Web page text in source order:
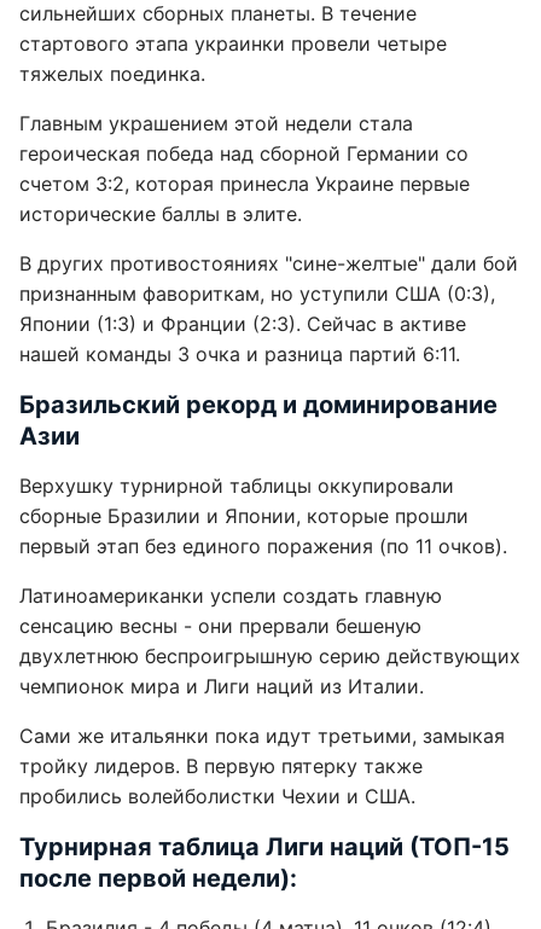
сильнейших сборных планеты. В течение
стартового этапа украинки провели четыре
тяжелых поединка.
Главным украшением этой недели стала
героическая победа над сборной Германии со
счетом 3:2, которая принесла Украине первые
исторические баллы в элите.
В других противостояниях "сине-желтые" дали бой
признанным фавориткам, но уступили США (0:3),
Японии (1:3) и Франции (2:3). Сейчас в активе
нашей команды 3 очка и разница партий 6:11.
Бразильский рекорд и доминирование
Азии
Верхушку турнирной таблицы оккупировали
сборные Бразилии и Японии, которые прошли
первый этап без единого поражения (по 11 очков).
Латиноамериканки успели создать главную
сенсацию весны - они прервали бешеную
двухлетнюю беспроигрышную серию действующих
чемпионок мира и Лиги наций из Италии.
Сами же итальянки пока идут третьими, замыкая
тройку лидеров. В первую пятерку также
пробились волейболистки Чехии и США.
Турнирная таблица Лиги наций (ТОП-15
после первой недели):